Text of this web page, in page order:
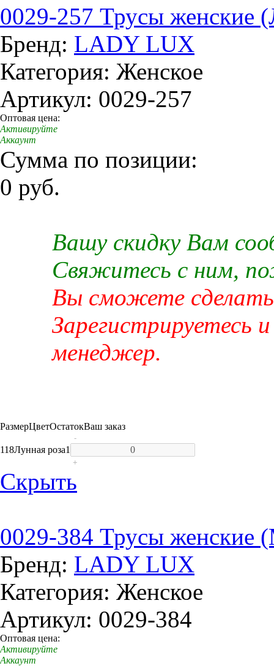
0029-257 Трусы женские
Бренд: LADY LUX
Категория: Женское
Артикул: 0029-257
Оптовая цена:
Активируйте
Аккаунт
Сумма по позиции:
0 руб.
Вашу скидку Вам
Свяжитесь с ним,
Вы сможете сделать
Зарегистрируетесь
менеджер.
РазмерЦветОстатокВаш заказ
118Лунная роза1
-
+
Скрыть
0029-384 Трусы женские
Бренд: LADY LUX
Категория: Женское
Артикул: 0029-384
Оптовая цена:
Активируйте
Аккаунт